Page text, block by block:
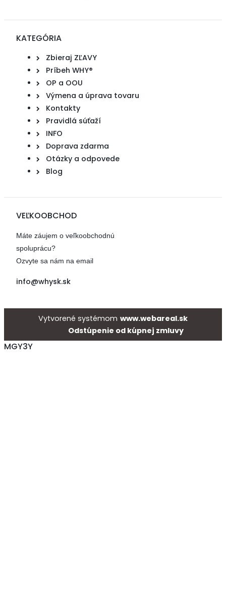
KATEGÓRIA
Zbieraj ZĽAVY
Príbeh WHY®
OP a OOU
Výmena a úprava tovaru
Kontakty
Pravidlá súťaží
INFO
Doprava zdarma
Otázky a odpovede
Blog
VEĽKOOBCHOD
Máte záujem o veľkoobchodnú
spoluprácu?
Ozvyte sa nám na email
info@whysk.sk
Vytvorené systémom www.webareal.sk
Odstúpenie od kúpnej zmluvy
MGY3Y